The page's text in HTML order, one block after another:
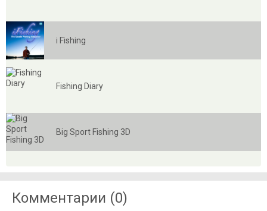
i Fishing
Fishing Diary
Big Sport Fishing 3D
Комментарии (0)